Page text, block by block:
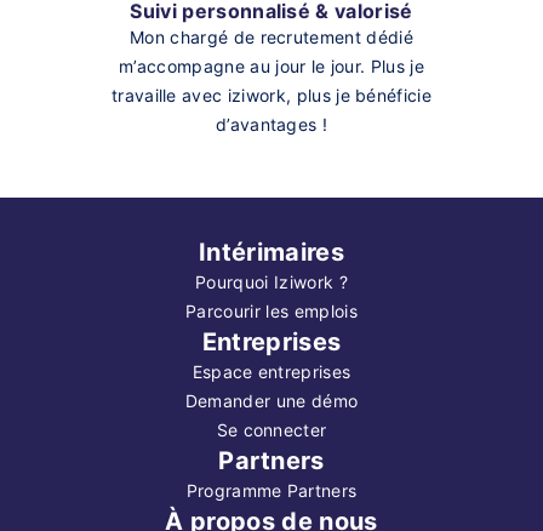
Suivi personnalisé & valorisé
Mon chargé de recrutement dédié
m’accompagne au jour le jour. Plus je
travaille avec iziwork, plus je bénéficie
d’avantages !
Intérimaires
Pourquoi Iziwork ?
Parcourir les emplois
Entreprises
Espace entreprises
Demander une démo
Se connecter
Partners
Programme Partners
À propos de nous